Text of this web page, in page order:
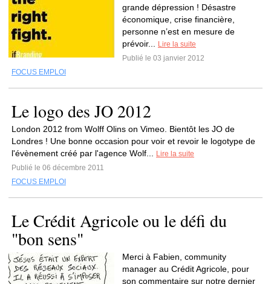
grande dépression ! Désastre
économique, crise financière,
personne n’est en mesure de
prévoir...
Lire la suite
Publié le 03 janvier 2012
FOCUS EMPLOI
Le logo des JO 2012
London 2012 from Wolff Olins on Vimeo. Bientôt les JO de
Londres ! Une bonne occasion pour voir et revoir le logotype de
l'évènement créé par l'agence Wolf...
Lire la suite
Publié le 06 décembre 2011
FOCUS EMPLOI
Le Crédit Agricole ou le défi du
"bon sens"
Merci à Fabien, community
manager au Crédit Agricole, pour
son commentaire sur notre dernier